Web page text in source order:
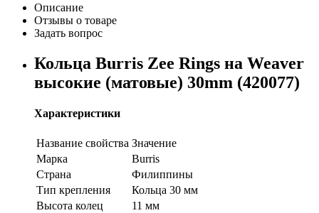
Описание
Отзывы о товаре
Задать вопрос
Кольца Burris Zee Rings на Weaver
высокие (матовые) 30mm (420077)
Характеристики
Название свойства Значение
Марка
Burris
Страна
Филиппины
Тип крепления
Кольца 30 мм
Высота колец
11 мм